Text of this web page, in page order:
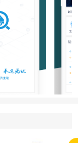
接取货运订单，
户可以快速找到
省去繁琐的现金